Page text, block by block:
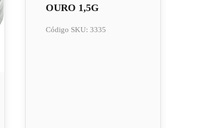
OURO 1,5G
Código SKU: 3335